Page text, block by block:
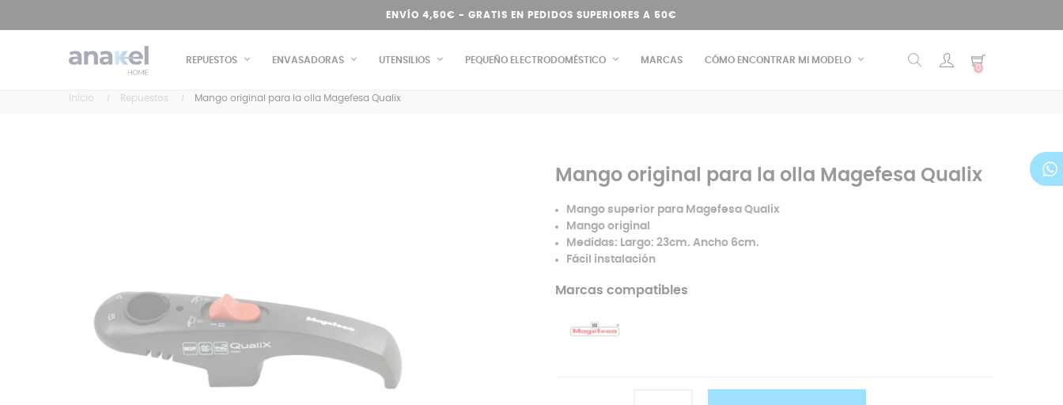
ENVÍO 4,50€ - GRATIS EN PEDIDOS SUPERIORES A 50€
REPUESTOS ENVASADORAS UTENSILIOS PEQUEÑO ELECTRODOMÉSTICO MARCAS CÓMO ENCONTRAR MI MODELO
0
Inicio Repuestos Mango original para la olla Magefesa Qualix
Mango original para la olla Magefesa Qualix
Mango superior para Magefesa Qualix
Mango original
Medidas: Largo: 23cm. Ancho 6cm.
Fácil instalación
Marcas compatibles